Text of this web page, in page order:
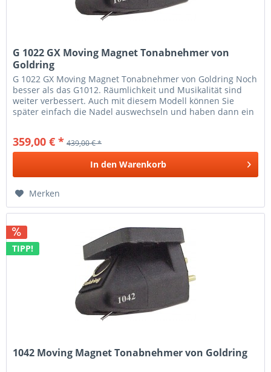
G 1022 GX Moving Magnet Tonabnehmer von
Goldring
G 1022 GX Moving Magnet Tonabnehmer von Goldring Noch
besser als das G1012. Räumlichkeit und Musikalität sind
weiter verbessert. Auch mit diesem Modell können Sie
später einfach die Nadel auswechseln und haben dann ein
359,00 € * 439,00 € *
In den Warenkorb
Merken
TIPP!
1042 Moving Magnet Tonabnehmer von Goldring